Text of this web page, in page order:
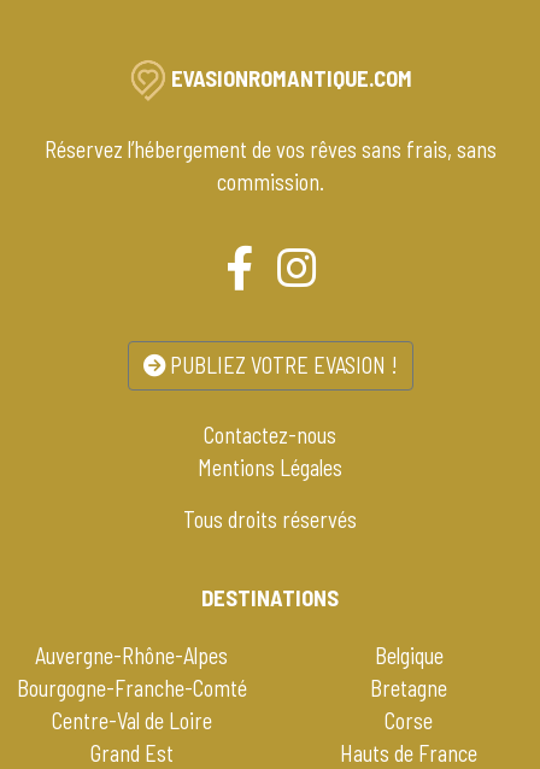
EVASIONROMANTIQUE.COM
Réservez l’hébergement de vos rêves sans frais, sans
commission.
PUBLIEZ VOTRE EVASION !
Contactez-nous
Mentions Légales
Tous droits réservés
DESTINATIONS
Auvergne-Rhône-Alpes
Belgique
Bourgogne-Franche-Comté
Bretagne
Centre-Val de Loire
Corse
Grand Est
Hauts de France